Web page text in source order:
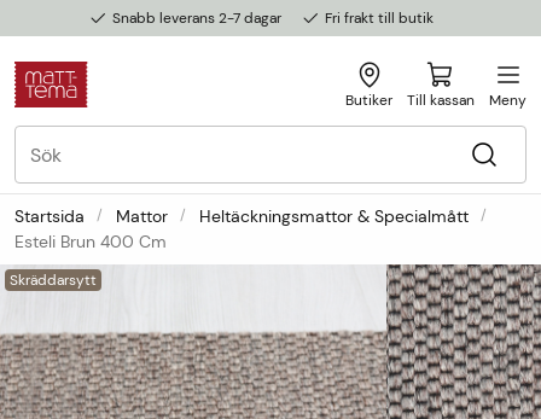
Snabb leverans 2-7 dagar Fri frakt till butik
Butiker Till kassan Meny
Startsida Mattor
Heltäckningsmattor & Specialmått
Esteli Brun 400 Cm
Skräddarsytt